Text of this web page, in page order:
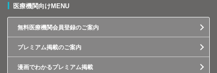
医療機関向けMENU
無料医療機関会員登録のご案内
プレミアム掲載のご案内
漫画でわかるプレミアム掲載